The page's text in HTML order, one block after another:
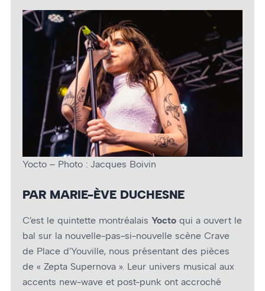
Yocto – Photo : Jacques Boivin
PAR MARIE-ÈVE DUCHESNE
C’est le quintette montréalais Yocto qui a ouvert le
bal sur la nouvelle-pas-si-nouvelle scène Crave
de Place d’Youville, nous présentant des pièces
de « Zepta Supernova ». Leur univers musical aux
accents new-wave et post-punk ont accroché